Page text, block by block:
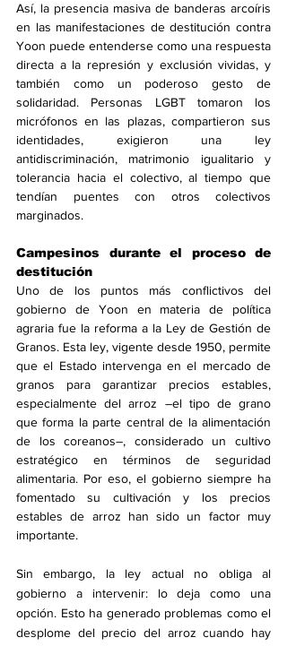
Así, la presencia masiva de banderas arcoíris
en las manifestaciones de destitución contra
Yoon puede entenderse como una respuesta
directa a la represión y exclusión vividas, y
también como un poderoso gesto de
solidaridad. Personas LGBT tomaron los
micrófonos en las plazas, compartieron sus
identidades, exigieron una ley
antidiscriminación, matrimonio igualitario y
tolerancia hacia el colectivo, al tiempo que
tendían puentes con otros colectivos
marginados.
Campesinos durante el proceso de
destitución
Uno de los puntos más conflictivos del
gobierno de Yoon en materia de política
agraria fue la reforma a la Ley de Gestión de
Granos. Esta ley, vigente desde 1950, permite
que el Estado intervenga en el mercado de
granos para garantizar precios estables,
especialmente del arroz –el tipo de grano
que forma la parte central de la alimentación
de los coreanos–, considerado un cultivo
estratégico en términos de seguridad
alimentaria. Por eso, el gobierno siempre ha
fomentado su cultivación y los precios
estables de arroz han sido un factor muy
importante.
Sin embargo, la ley actual no obliga al
gobierno a intervenir: lo deja como una
opción. Esto ha generado problemas como el
desplome del precio del arroz cuando hay